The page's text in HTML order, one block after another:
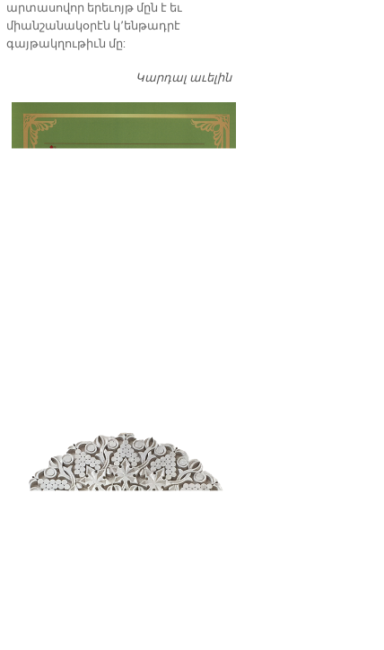
արտասովոր երեւոյթ մըն է եւ
միանշանակօրէն կ՚ենթադրէ
գայթակղութիւն մը:
Կարդալ աւելինԴատել…